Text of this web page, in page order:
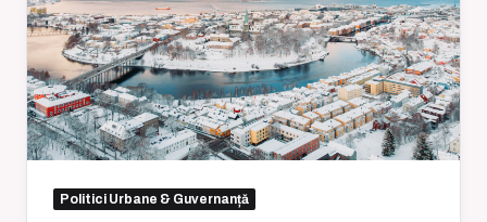
Politici Urbane & Guvernanță